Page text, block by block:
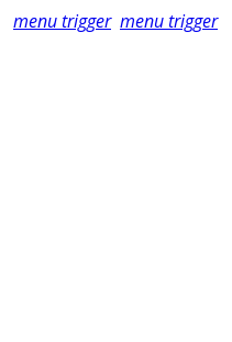
menu trigger menu trigger